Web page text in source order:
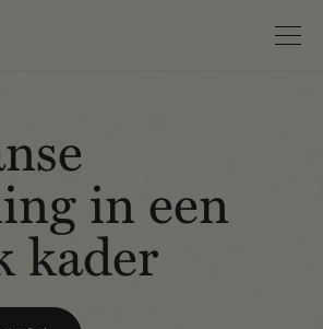
in een
kader